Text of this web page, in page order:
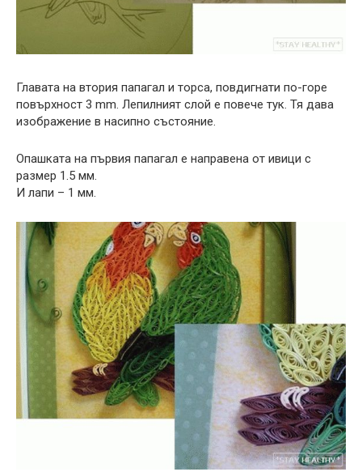
Главата на втория папагал и торса, повдигнати по-горе
повърхност 3 mm. Лепилният слой е повече тук. Тя дава
изображение в насипно състояние.
Опашката на първия папагал е направена от ивици с
размер 1.5 мм.
И лапи – 1 мм.